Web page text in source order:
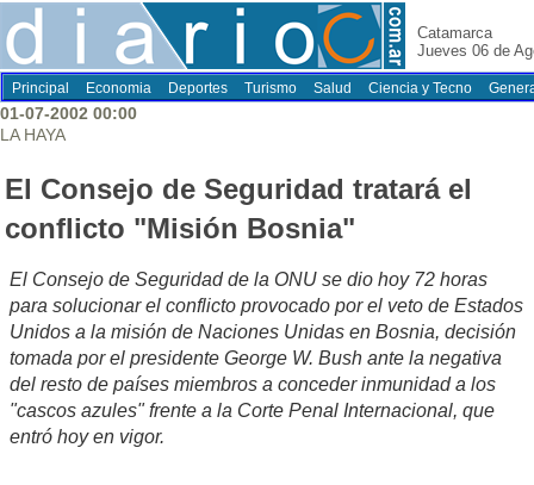
Catamarca
Jueves 06 de
Principal Economia Deportes Turismo Salud Ciencia y Tecno
01-07-2002 00:00
LA HAYA
El Consejo de Seguridad tratará el
conflicto "Misión Bosnia"
El Consejo de Seguridad de la ONU se dio hoy 72 horas
para solucionar el conflicto provocado por el veto de Estados
Unidos a la misión de Naciones Unidas en Bosnia, decisión
tomada por el presidente George W. Bush ante la negativa
del resto de países miembros a conceder inmunidad a los
"cascos azules" frente a la Corte Penal Internacional, que
entró hoy en vigor.